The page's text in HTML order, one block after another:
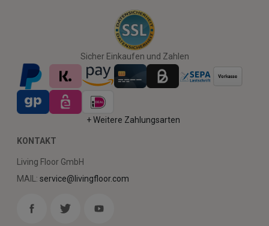
Sicher Einkaufen und Zahlen
+ Weitere Zahlungsarten
KONTAKT
Living Floor GmbH
MAIL: service@livingfloor.com